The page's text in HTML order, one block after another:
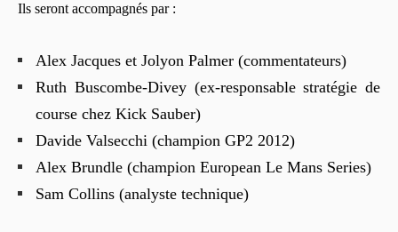
Ils seront accompagnés par :
Alex Jacques et Jolyon Palmer (commentateurs)
Ruth Buscombe-Divey (ex-responsable stratégie de
course chez Kick Sauber)
Davide Valsecchi (champion GP2 2012)
Alex Brundle (champion European Le Mans Series)
Sam Collins (analyste technique)